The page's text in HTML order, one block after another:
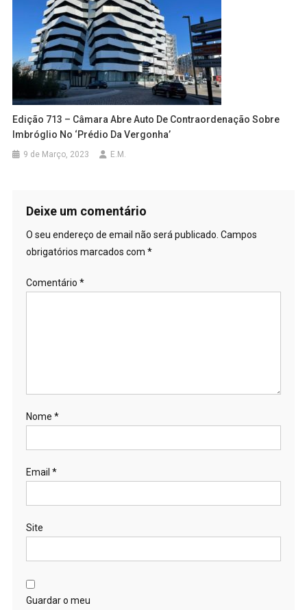
Edição 713 – Câmara Abre Auto De Contraordenação Sobre
Imbróglio No ‘Prédio Da Vergonha’
9 de Março, 2023 E.M.
Deixe um comentário
O seu endereço de email não será publicado. Campos
obrigatórios marcados com *
Comentário *
Nome *
Email *
Site
Guardar o meu